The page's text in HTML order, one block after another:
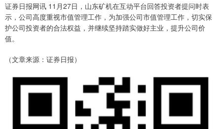
证券日报网讯 11月27日，山东矿机在互动平台回答投资者提问时表
示，公司高度重视市值管理工作，为加强公司市值管理工作，切实保
护公司投资者的合法权益，并继续坚持踏实做好主业，提升公司价
值。
（文章来源：证券日报）